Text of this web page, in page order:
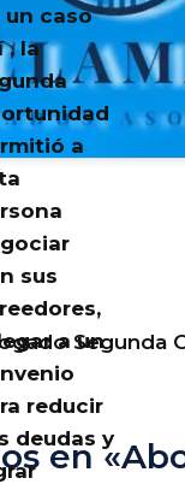
un caso
, la
a
sus
a un
reducir
deudas y
Segunda
en